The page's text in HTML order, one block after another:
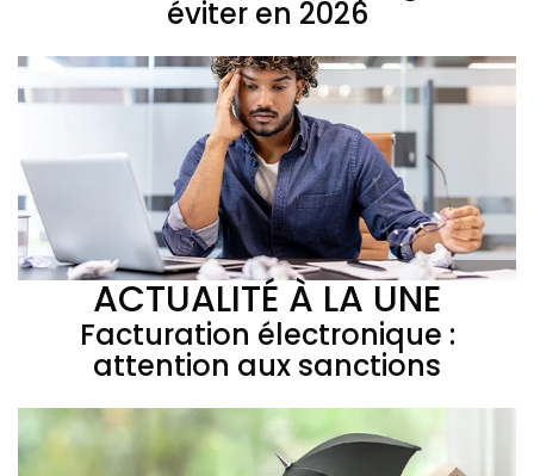
éviter en 2026
ACTUALITÉ À LA UNE
Facturation électronique :
attention aux sanctions